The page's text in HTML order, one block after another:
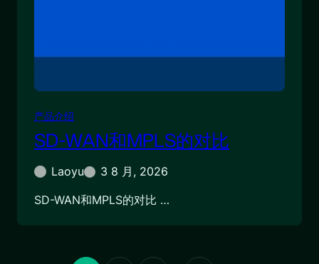
产品介绍
SD-WAN和MPLS的对比
Laoyu
3 8 月, 2026
SD-WAN和MPLS的对比 …